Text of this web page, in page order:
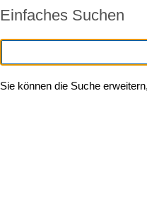
Einfaches Suchen
Sie können die Suche